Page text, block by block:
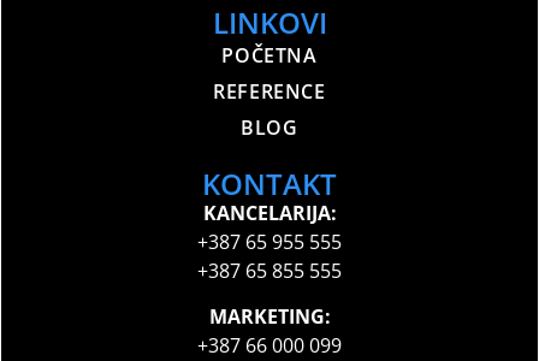
LINKOVI
POČETNA
REFERENCE
BLOG
KONTAKT
KANCELARIJA:
+387 65 955 555
+387 65 855 555
MARKETING:
+387 66 000 099